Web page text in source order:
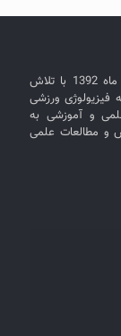
وب سایت فیزیولوژی ورزشی و تندرستی ایران در آذر ماه 1392 با تلاش
فیزیولوژی ورزشی
و آموزشی به
و مطالعات علمی